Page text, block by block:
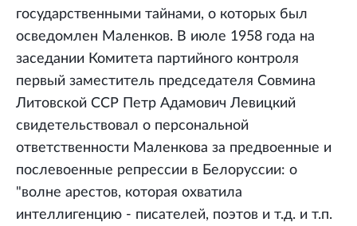
государственными тайнами, о которых был
осведомлен Маленков. В июле 1958 года на
заседании Комитета партийного контроля
первый заместитель председателя Совмина
Литовской ССР Петр Адамович Левицкий
свидетельствовал о персональной
ответственности Маленкова за предвоенные и
послевоенные репрессии в Белоруссии: о
"волне арестов, которая охватила
интеллигенцию - писателей, поэтов и т.д. и т.п.